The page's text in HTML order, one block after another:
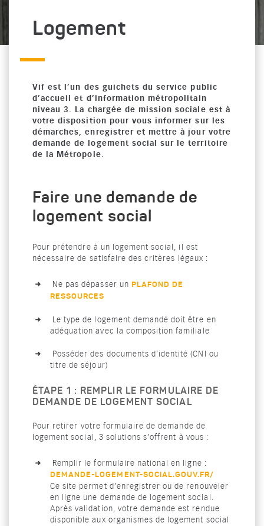
Logement
Vif est l’un des guichets du service public
d’accueil et d’information métropolitain
niveau 3. La chargée de mission sociale est à
votre disposition pour vous informer sur les
démarches, enregistrer et mettre à jour votre
demande de logement social sur le territoire
de la Métropole.
Faire une demande de
logement social
Pour prétendre à un logement social, il est
nécessaire de satisfaire des critères légaux :
Ne pas dépasser un PLAFOND DE
RESSOURCES
Le type de logement demandé doit être en
adéquation avec la composition familiale
Posséder des documents d’identité (CNI ou
titre de séjour)
ÉTAPE 1 : REMPLIR LE FORMULAIRE DE
DEMANDE DE LOGEMENT SOCIAL
Pour retirer votre formulaire de demande de
logement social, 3 solutions s’offrent à vous :
Remplir le formulaire national en ligne :
DEMANDE-LOGEMENT-SOCIAL.GOUV.FR/
Ce site permet d’enregistrer ou de renouveler
en ligne une demande de logement social.
Après validation, votre demande est rendue
disponible aux organismes de logement social